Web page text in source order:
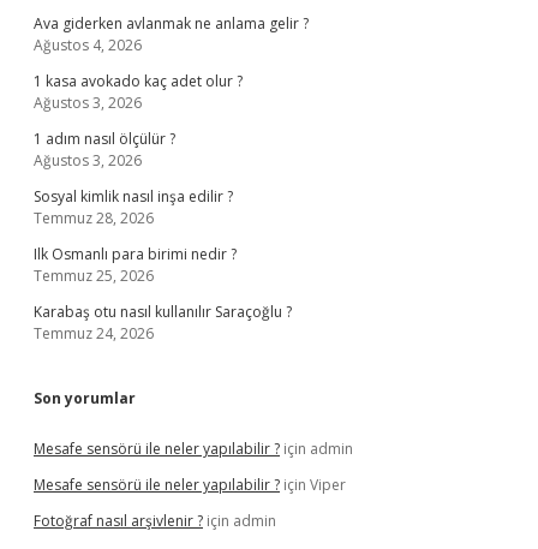
Ava giderken avlanmak ne anlama gelir ?
Ağustos 4, 2026
1 kasa avokado kaç adet olur ?
Ağustos 3, 2026
1 adım nasıl ölçülür ?
Ağustos 3, 2026
Sosyal kimlik nasıl inşa edilir ?
Temmuz 28, 2026
Ilk Osmanlı para birimi nedir ?
Temmuz 25, 2026
Karabaş otu nasıl kullanılır Saraçoğlu ?
Temmuz 24, 2026
Son yorumlar
Mesafe sensörü ile neler yapılabilir ? için admin
Mesafe sensörü ile neler yapılabilir ? için Viper
Fotoğraf nasıl arşivlenir ? için admin